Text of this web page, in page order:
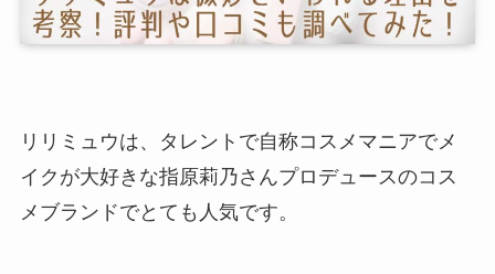
リリミュウは、タレントで自称コスメマニアでメ
イクが大好きな指原莉乃さんプロデュースのコス
メブランドでとても人気です。